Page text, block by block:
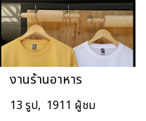
งานร้านอาหาร
13 รูป, 1911 ผู้ชม